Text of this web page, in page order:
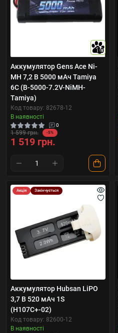
10
Аккумулятор Gens Ace Ni-
MH 7,2 В 5000 мАч Tamiya
6C (B-5000-7.2V-NiMH-
Tamiya)
Код товару: 82678-12
В наявності
0
1 599 грн. -5%
1 519 грн.
Акція Закінчується
Аккумулятор Hubsan LiPO
3,7 В 520 мАч 1S
(H107C+-02)
Код товару: 82600-12
В наявності